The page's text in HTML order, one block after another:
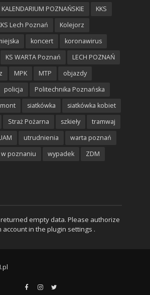
KALENDARIUM POZNAŃSKIE
KKS
Lech Poznań
Kolejorz
koncert
koronawirus
KS WARTA Poznań
LECH POZNAŃ
MPK MTP
objazdy
policja
Politechnika Poznańska
siatkówka
siatkówka kobiet
Straż Pożarna szkieły
tramwaj
utrudnienia
warta poznań
w poznaniu wypadek
ZDM
empty data. Please authorize
in the plugin settings .